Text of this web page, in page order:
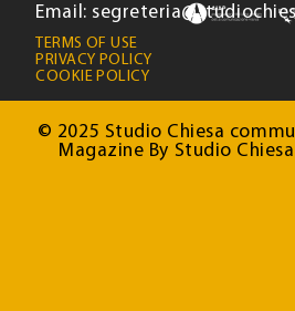
Email:
TERMS OF USE
PRIVACY POLICY
COOKIE POLICY
© 2025 Studio Chiesa
Magazine By Studio